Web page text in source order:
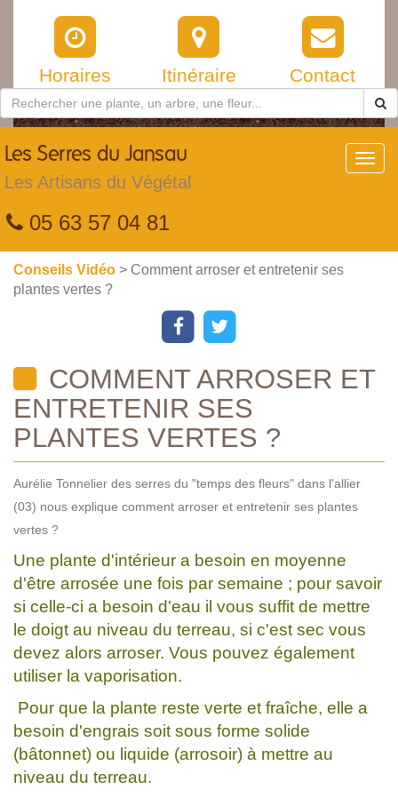
Horaires Itinéraire Contact
Les Serres du Jansau
Les Artisans du Végétal
05 63 57 04 81
Conseils Vidéo > Comment arroser et entretenir ses
plantes vertes ?
COMMENT ARROSER ET
ENTRETENIR SES
PLANTES VERTES ?
Aurélie Tonnelier des serres du "temps des fleurs" dans l'allier
(03) nous explique comment arroser et entretenir ses plantes
vertes ?
Une plante d'intérieur a besoin en moyenne
d'être arrosée une fois par semaine ; pour savoir
si celle-ci a besoin d'eau il vous suffit de mettre
le doigt au niveau du terreau, si c'est sec vous
devez alors arroser. Vous pouvez également
utiliser la vaporisation.
Pour que la plante reste verte et fraîche, elle a
besoin d'engrais soit sous forme solide
(bâtonnet) ou liquide (arrosoir) à mettre au
niveau du terreau.